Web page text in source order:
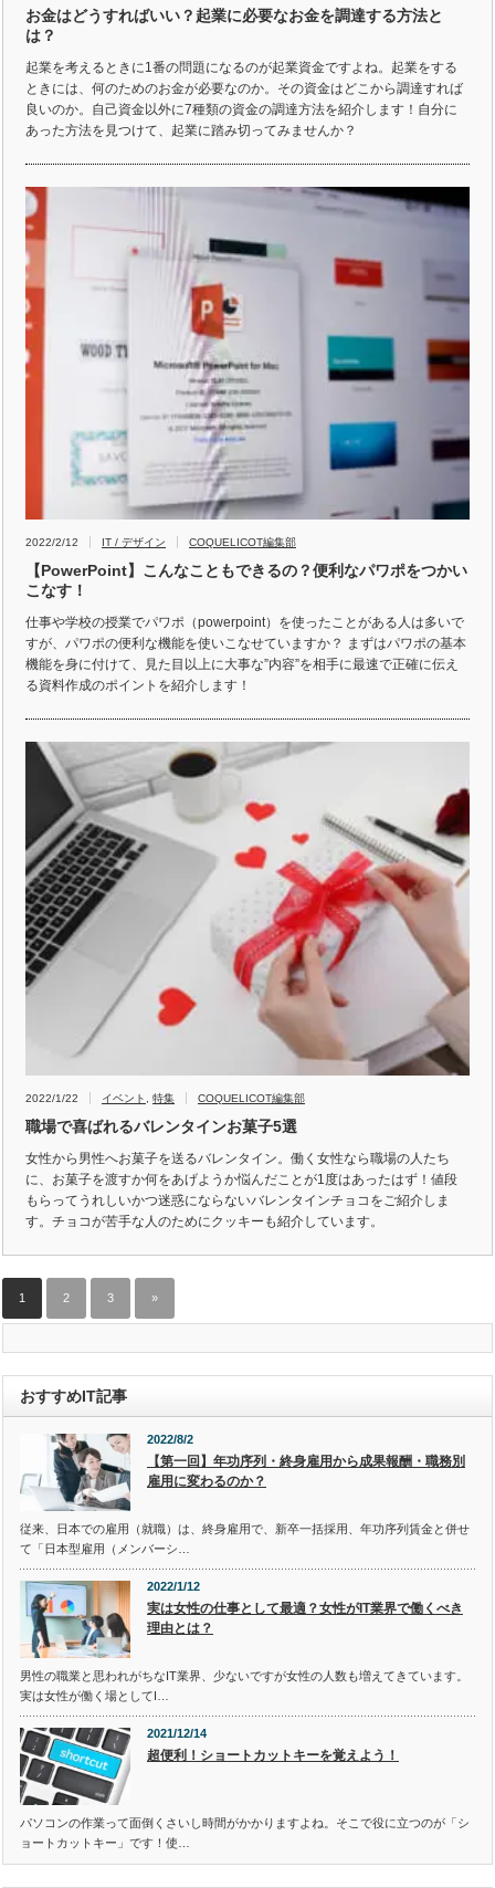
お金はどうすればいい？起業に必要なお金を調達する方法と
は？
起業を考えるときに1番の問題になるのが起業資金ですよね。起業をする
ときには、何のためのお金が必要なのか。その資金はどこから調達すれば
良いのか。自己資金以外に7種類の資金の調達方法を紹介します！自分に
あった方法を見つけて、起業に踏み切ってみませんか？
2022/2/12 IT / デザイン COQUELICOT編集部
【PowerPoint】こんなこともできるの？便利なパワポをつかい
こなす！
仕事や学校の授業でパワポ（powerpoint）を使ったことがある人は多いで
すが、パワポの便利な機能を使いこなせていますか？ まずはパワポの基本
機能を身に付けて、見た目以上に大事な”内容”を相手に最速で正確に伝え
る資料作成のポイントを紹介します！
2022/1/22 イベント 特集 COQUELICOT編集部
職場で喜ばれるバレンタインお菓子5選
女性から男性へお菓子を送るバレンタイン。働く女性なら職場の人たち
に、お菓子を渡すか何をあげようか悩んだことが1度はあったはず！値段
もらってうれしいかつ迷惑にならないバレンタインチョコをご紹介しま
す。チョコが苦手な人のためにクッキーも紹介しています。
1 2 3 »
おすすめIT記事
2022/8/2
【第一回】年功序列・終身雇用から成果報酬・職務別
雇用に変わるのか？
従来、日本での雇用（就職）は、終身雇用で、新卒一括採用、年功序列賃金と併せ
て「日本型雇用（メンバーシ…
2022/1/12
実は女性の仕事として最適？女性がIT業界で働くべき
理由とは？
男性の職業と思われがちなIT業界、少ないですが女性の人数も増えてきています。
実は女性が働く場としてI…
2021/12/14
超便利！ショートカットキーを覚えよう！
パソコンの作業って面倒くさいし時間がかかりますよね。そこで役に立つのが「シ
ョートカットキー」です！使…